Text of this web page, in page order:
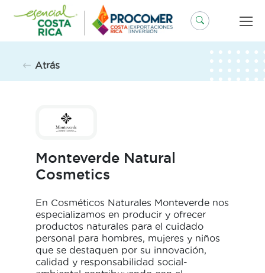
contenido
Atrás
Monteverde Natural
Cosmetics
En Cosméticos Naturales Monteverde nos
especializamos en producir y ofrecer
productos naturales para el cuidado
personal para hombres, mujeres y niños
que se destaquen por su innovación,
calidad y responsabilidad social-